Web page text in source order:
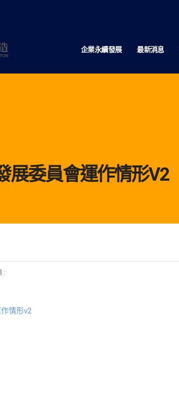
企業永續發展 最新消息
展委員會運作情形V2
:
情形v2